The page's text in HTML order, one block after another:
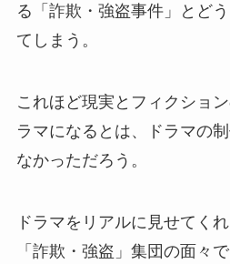
る「詐欺・強盗事件」とど
てしまう。
これほど現実とフィクショ
ラマになるとは、ドラマの
なかっただろう。
ドラマをリアルに見せてく
「詐欺・強盗」集団の面々